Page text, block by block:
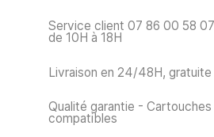
Service client 07 86 00 58
de 10H à 18H
Livraison en 24/48H,
Qualité garantie -
compatibles